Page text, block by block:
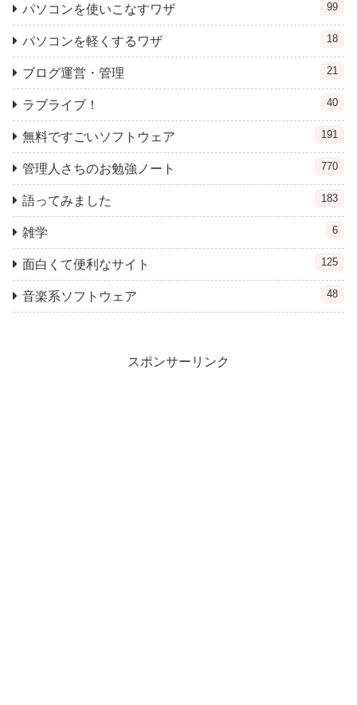
パソコンを使いこなすワザ 99
パソコンを軽くするワザ 18
ブログ運営・管理 21
ラブライブ！ 40
無料ですごいソフトウェア 191
管理人さちのお勉強ノート 770
語ってみました 183
雑学 6
面白くて便利なサイト 125
音楽系ソフトウェア 48
スポンサーリンク